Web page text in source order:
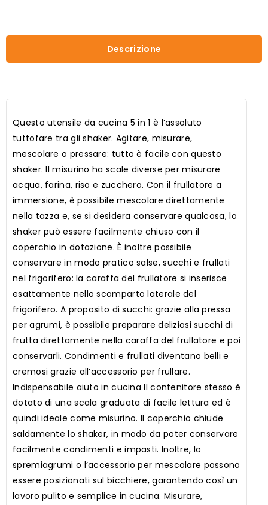
Descrizione
Questo utensile da cucina 5 in 1 è l’assoluto
tuttofare tra gli shaker. Agitare, misurare,
mescolare o pressare: tutto è facile con questo
shaker. Il misurino ha scale diverse per misurare
acqua, farina, riso e zucchero. Con il frullatore a
immersione, è possibile mescolare direttamente
nella tazza e, se si desidera conservare qualcosa, lo
shaker può essere facilmente chiuso con il
coperchio in dotazione. È inoltre possibile
conservare in modo pratico salse, succhi e frullati
nel frigorifero: la caraffa del frullatore si inserisce
esattamente nello scomparto laterale del
frigorifero. A proposito di succhi: grazie alla pressa
per agrumi, è possibile preparare deliziosi succhi di
frutta direttamente nella caraffa del frullatore e poi
conservarli. Condimenti e frullati diventano belli e
cremosi grazie all’accessorio per frullare.
Indispensabile aiuto in cucina Il contenitore stesso è
dotato di una scala graduata di facile lettura ed è
quindi ideale come misurino. Il coperchio chiude
saldamente lo shaker, in modo da poter conservare
facilmente condimenti e impasti. Inoltre, lo
spremiagrumi o l’accessorio per mescolare possono
essere posizionati sul bicchiere, garantendo così un
lavoro pulito e semplice in cucina. Misurare,